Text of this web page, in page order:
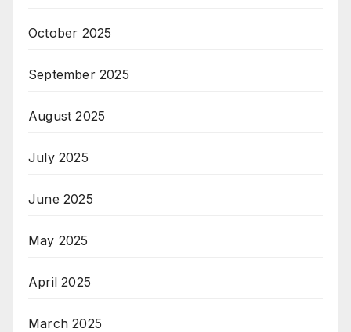
October 2025
September 2025
August 2025
July 2025
June 2025
May 2025
April 2025
March 2025